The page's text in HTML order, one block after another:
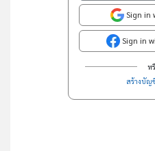
Sign in
Sign in
ห
สร้างบัญ